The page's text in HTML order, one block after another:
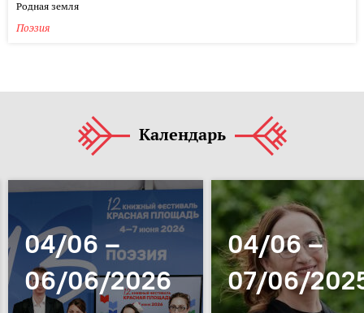
Родная земля
Поэзия
Календарь
04/06 –
06/06/2026
04/06 –
07/06/